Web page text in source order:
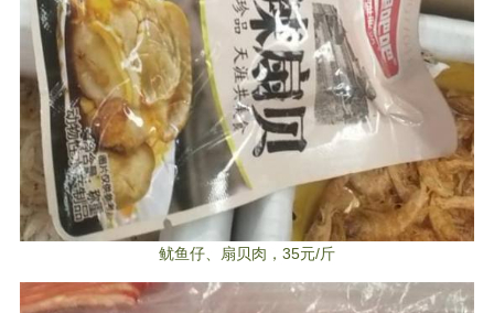
鱿鱼仔、扇贝肉，35元/斤